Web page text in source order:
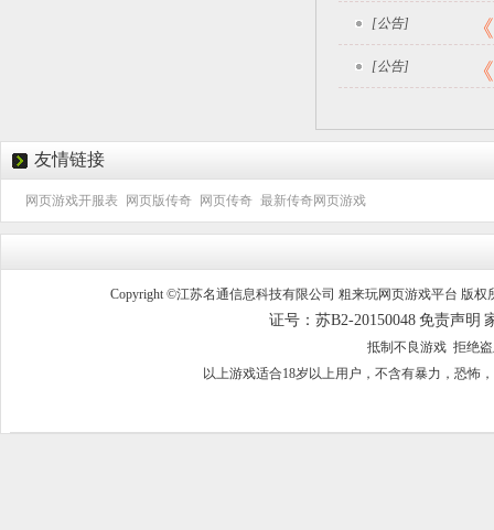
[公告]
[公告]
友情链接
网页游戏开服表 网页版传奇 网页传奇 最新传奇网页游戏
Copyright ©江苏名通信息科技有限公司 粗来玩网页游戏平台 版权
证号：苏B2-20150048 免责声明
抵制不良游戏 拒绝
以上游戏适合18岁以上用户，不含有暴力，恐怖